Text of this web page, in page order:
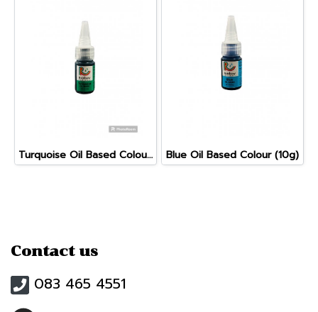
Turquoise Oil Based Colour (10g) Blue Oil Based Colour (10g)
Contact us
083 465 4551